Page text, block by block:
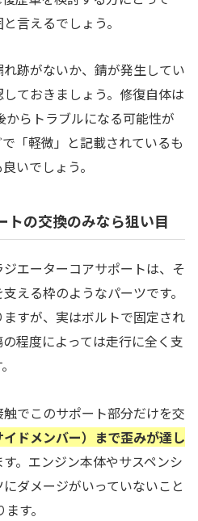
言えるでしょう。
跡がないか、錆が発生してい
ておきましょう。修復自体は
らトラブルになる可能性が
「軽微」と記載されているも
いでしょう。
トの交換のみなら狙い目
エーターコアサポートは、そ
える枠のようなパーツです。
すが、実はボルトで固定され
程度によっては走行に全く支
でこのサポート部分だけを交
ドメンバー）まで歪みが達し
す。エンジン本体やサスペンシ
ダメージがいっていないこと
す。